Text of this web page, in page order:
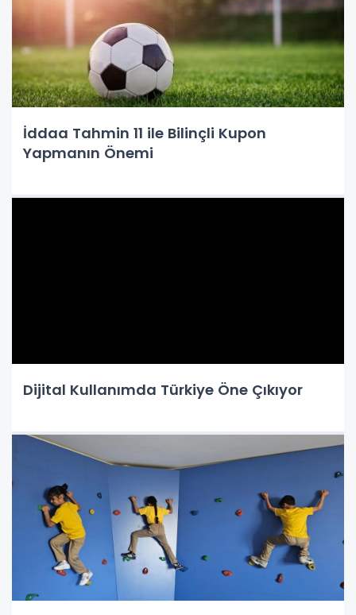
İddaa Tahmin 11 ile Bilinçli Kupon
Yapmanın Önemi
Dijital Kullanımda Türkiye Öne Çıkıyor